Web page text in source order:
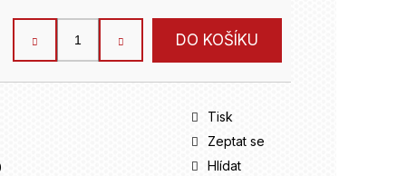
DO KOŠÍKU
Tisk
Zeptat se
Hlídat